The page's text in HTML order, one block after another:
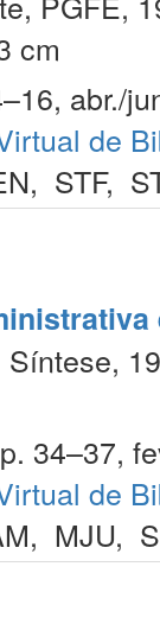
cm
abr./
de
, STF,
34–37,
de
, MJU,